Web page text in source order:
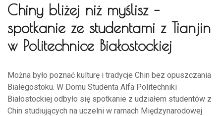
Chiny bliżej niż myślisz –
spotkanie ze studentami z Tianjin
w Politechnice Białostockiej
Można było poznać kulturę i tradycje Chin bez opuszczania
Białegostoku. W Domu Studenta Alfa Politechniki
Białostockiej odbyło się spotkanie z udziałem studentów z
Chin studiujących na uczelni w ramach Międzynarodowej